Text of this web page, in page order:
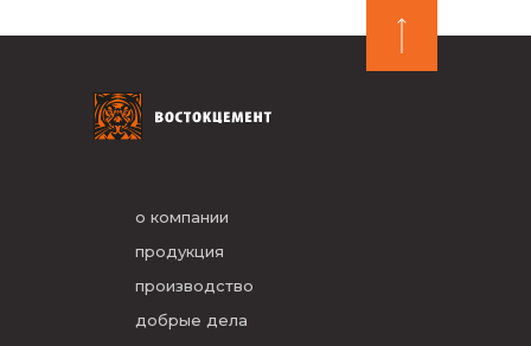
о компании
продукция
производство
добрые дела